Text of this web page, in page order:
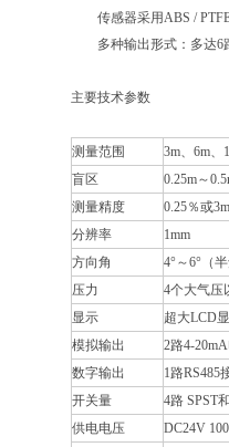
传感器采用ABS / PTFE
多种输出形式：多达6路
主要技术参数
测量范围 3m、6m、
盲区
0.25m～
测量精度
0.25％或
分辨率
1mm
方向角
4° ～6°（
压力
4个大气压
显示
超大LCD
模拟输出
2路4-
数字输出
1路RS485
开关量
4路 SPST
供电电压
DC24V